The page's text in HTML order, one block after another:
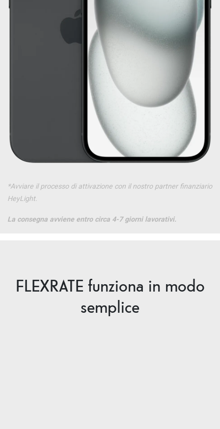
*Avviare il processo di attivazione con il nostro partner finanziario
HeyLight.
La consegna avviene entro circa 4-7 giorni lavorativi.
FLEXRATE funziona in modo
semplice